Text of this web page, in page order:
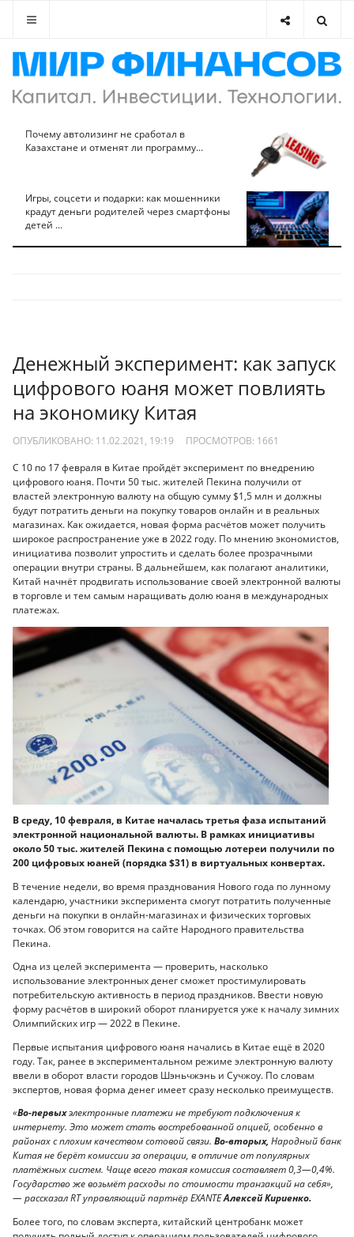
Почему автолизинг не сработал в
Казахстане и отменят ли программу...
Игры, соцсети и подарки: как мошенники
крадут деньги родителей через смартфоны
детей ...
Денежный эксперимент: как запуск
цифрового юаня может повлиять
на экономику Китая
ОПУБЛИКОВАНО: 11.02.2021, 19:19 ПРОСМОТРОВ: 1661
С 10 по 17 февраля в Китае пройдёт эксперимент по внедрению
цифрового юаня. Почти 50 тыс. жителей Пекина получили от
властей электронную валюту на общую сумму $1,5 млн и должны
будут потратить деньги на покупку товаров онлайн и в реальных
магазинах. Как ожидается, новая форма расчётов может получить
широкое распространение уже в 2022 году. По мнению экономистов,
инициатива позволит упростить и сделать более прозрачными
операции внутри страны. В дальнейшем, как полагают аналитики,
Китай начнёт продвигать использование своей электронной валюты
в торговле и тем самым наращивать долю юаня в международных
платежах.
В среду, 10 февраля, в Китае началась третья фаза испытаний
электронной национальной валюты. В рамках инициативы
около 50 тыс. жителей Пекина с помощью лотереи получили по
200 цифровых юаней (порядка $31) в виртуальных конвертах.
В течение недели, во время празднования Нового года по лунному
календарю, участники эксперимента смогут потратить полученные
деньги на покупки в онлайн-магазинах и физических торговых
точках. Об этом говорится на сайте Народного правительства
Пекина.
Одна из целей эксперимента — проверить, насколько
использование электронных денег сможет простимулировать
потребительскую активность в период праздников. Ввести новую
форму расчётов в широкий оборот планируется уже к началу зимних
Олимпийских игр — 2022 в Пекине.
Первые испытания цифрового юаня начались в Китае ещё в 2020
году. Так, ранее в экспериментальном режиме электронную валюту
ввели в оборот власти городов Шэньчжэнь и Сучжоу. По словам
экспертов, новая форма денег имеет сразу несколько преимуществ.
«Во-первыхэлектронные платежи не требуют подключения к
интернету. Это может стать востребованной опцией, особенно в
районах с плохим качеством сотовой связи. Во-вторых, Народный банк
Китая не берёт комиссии за операции, в отличие от популярных
платёжных систем. Чаще всего такая комиссия составляет 0,3—0,4%.
Государство же возьмёт расходы по стоимости транзакций на себя»,
— рассказал RT управляющий партнёр EXANTEАлексей Кириенко.
Более того, по словам эксперта, китайский центробанк может